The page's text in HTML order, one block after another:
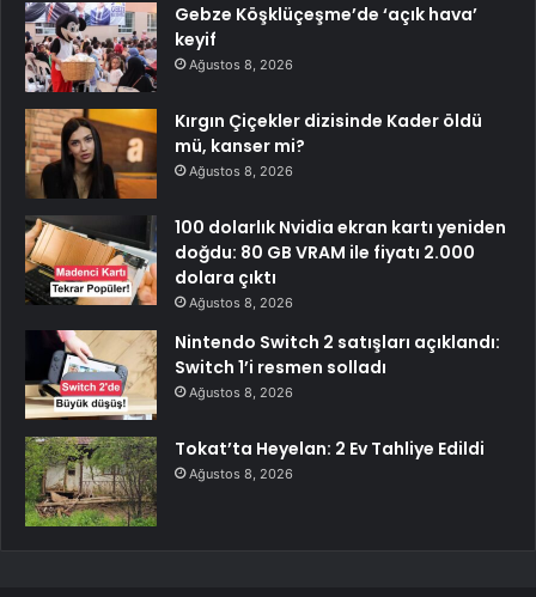
Gebze Köşklüçeşme’de ‘açık hava’
keyif
Ağustos 8, 2026
Kırgın Çiçekler dizisinde Kader öldü
mü, kanser mi?
Ağustos 8, 2026
100 dolarlık Nvidia ekran kartı yeniden
doğdu: 80 GB VRAM ile fiyatı 2.000
dolara çıktı
Ağustos 8, 2026
Nintendo Switch 2 satışları açıklandı:
Switch 1’i resmen solladı
Ağustos 8, 2026
Tokat’ta Heyelan: 2 Ev Tahliye Edildi
Ağustos 8, 2026